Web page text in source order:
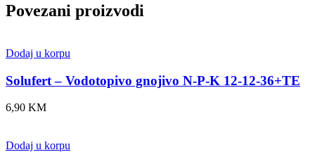
Povezani proizvodi
Dodaj u korpu
Solufert – Vodotopivo gnojivo N-P-K 12-12-36+TE
6,90 KM
Dodaj u korpu